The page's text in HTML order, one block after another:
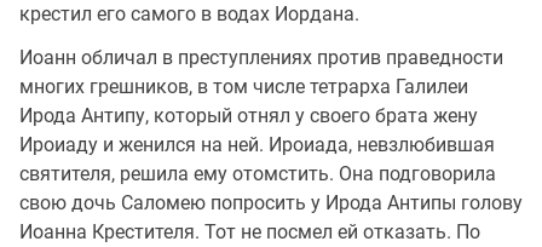
крестил его самого в водах Иордана.
Иоанн обличал в преступлениях против праведности
многих грешников, в том числе тетрарха Галилеи
Ирода Антипу, который отнял у своего брата жену
Ироиаду и женился на ней. Ироиада, невзлюбившая
святителя, решила ему отомстить. Она подговорила
свою дочь Саломею попросить у Ирода Антипы голову
Иоанна Крестителя. Тот не посмел ей отказать. По